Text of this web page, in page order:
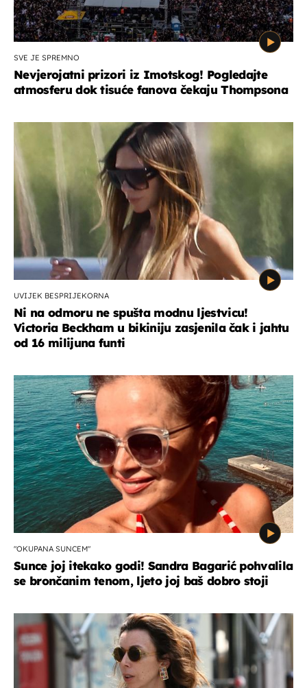
SVE JE SPREMNO
Nevjerojatni prizori iz Imotskog! Pogledajte
atmosferu dok tisuće fanova čekaju Thompsona
UVIJEK BESPRIJEKORNA
Ni na odmoru ne spušta modnu ljestvicu!
Victoria Beckham u bikiniju zasjenila čak i jahtu
od 16 milijuna funti
"OKUPANA SUNCEM"
Sunce joj itekako godi! Sandra Bagarić pohvalila
se brončanim tenom, ljeto joj baš dobro stoji